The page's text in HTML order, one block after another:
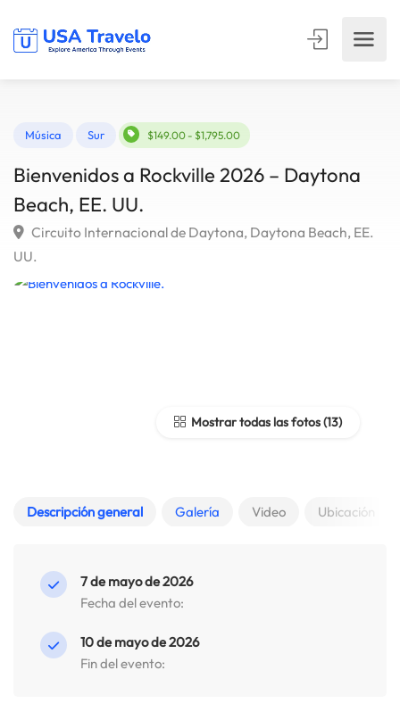
$149.00 - $1,795.00
Bienvenidos a Rockville 2026 – Daytona
Beach, EE. UU.
Circuito Internacional de Daytona, Daytona Beach,
UU.
Mostrar todas las fotos
Descripción general Galería Video Ubicación
7 de mayo de 2026
Fecha del evento:
10 de mayo de 2026
Fin del evento: